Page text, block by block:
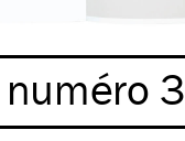
3